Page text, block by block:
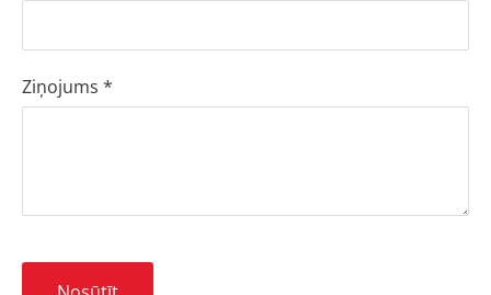
Ziņojums *